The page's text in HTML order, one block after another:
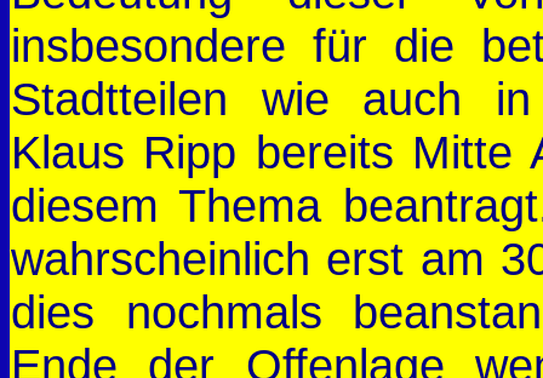
insbesondere für die
Stadtteilen wie auch
Klaus Ripp bereits Mitte
diesem Thema
wahrscheinlich erst am
dies nochmals
Ende der Offenlage